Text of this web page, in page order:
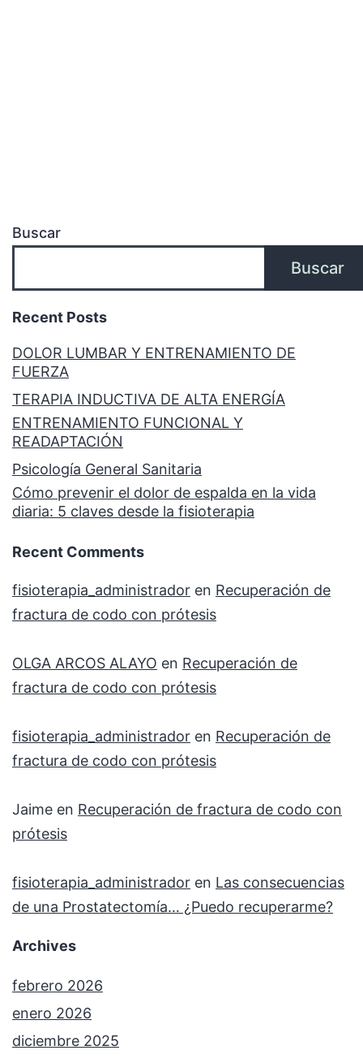
Buscar
Buscar
Recent Posts
DOLOR LUMBAR Y ENTRENAMIENTO DE
FUERZA
TERAPIA INDUCTIVA DE ALTA ENERGÍA
ENTRENAMIENTO FUNCIONAL Y
READAPTACIÓN
Psicología General Sanitaria
Cómo prevenir el dolor de espalda en la vida
diaria: 5 claves desde la fisioterapia
Recent Comments
fisioterapia_administrador en Recuperación de
fractura de codo con prótesis
OLGA ARCOS ALAYO en Recuperación de
fractura de codo con prótesis
fisioterapia_administrador en Recuperación de
fractura de codo con prótesis
Jaime en Recuperación de fractura de codo con
prótesis
fisioterapia_administrador en Las consecuencias
de una Prostatectomía… ¿Puedo recuperarme?
Archives
febrero 2026
enero 2026
diciembre 2025